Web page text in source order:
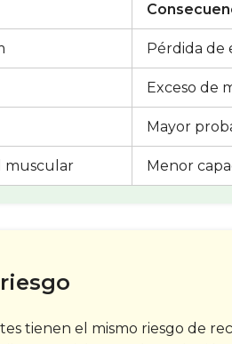
Pérdida de
Exceso de
Mayor
muscular Menor
tienen el mismo riesgo de